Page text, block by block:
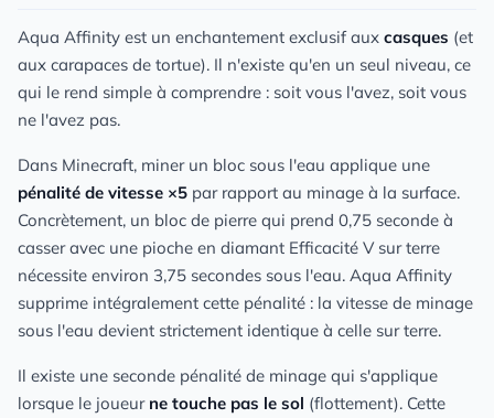
Aqua Affinity est un enchantement exclusif aux casques (et
aux carapaces de tortue). Il n'existe qu'en un seul niveau, ce
qui le rend simple à comprendre : soit vous l'avez, soit vous
ne l'avez pas.
Dans Minecraft, miner un bloc sous l'eau applique une
pénalité de vitesse ×5 par rapport au minage à la surface.
Concrètement, un bloc de pierre qui prend 0,75 seconde à
casser avec une pioche en diamant Efficacité V sur terre
nécessite environ 3,75 secondes sous l'eau. Aqua Affinity
supprime intégralement cette pénalité : la vitesse de minage
sous l'eau devient strictement identique à celle sur terre.
Il existe une seconde pénalité de minage qui s'applique
lorsque le joueur ne touche pas le sol (flottement). Cette